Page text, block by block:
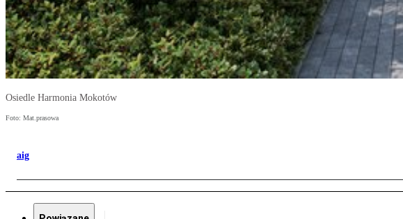
Osiedle Harmonia Mokotów
Foto: Mat.prasowa
aig